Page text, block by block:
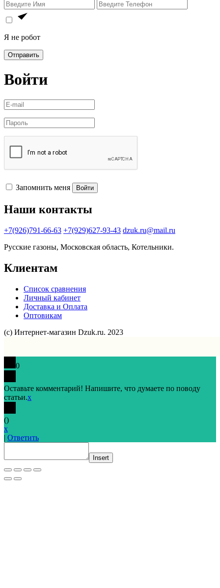
Я не робот
Отправить
Войти
Запомнить меня Войти
Наши контакты
+7(926)791-66-63 +7(929)627-93-43 dzuk.ru@mail.ru
Русские газоны, Московская область, Котельники.
Клиентам
Список сравнения
Личный кабинет
Доставка и Оплата
Оптовикам
(с) Интернет-магазин Dzuk.ru. 2023
0
Оставьте комментарий! Напишите, что думаете по поводу
статьи.x
()
x
| Ответить
Insert